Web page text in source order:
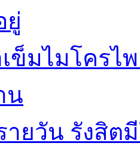
ยู่
เข็มไมโคร
น
ายวัน รังสิต